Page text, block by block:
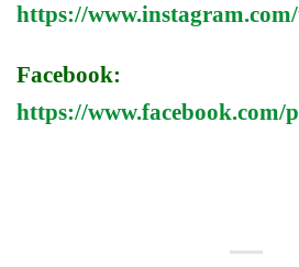
https://
Facebook:
https://www.facebook.com/